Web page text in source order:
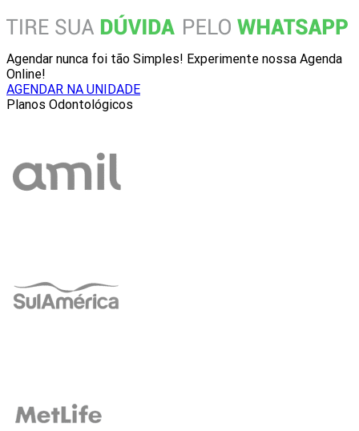
Agendar nunca foi tão Simples! Experimente nossa Agenda
Online!
AGENDAR NA UNIDADE
Planos Odontológicos